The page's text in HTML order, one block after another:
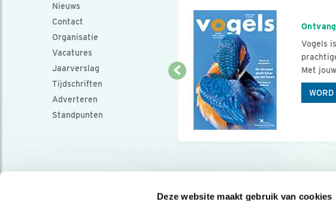
Deze website maakt gebruik van cookies
Nieuws
Contact
Organisatie
Vacatures
Jaarverslag
Tijdschriften
Adverteren
Standpunten
Vogels
Met